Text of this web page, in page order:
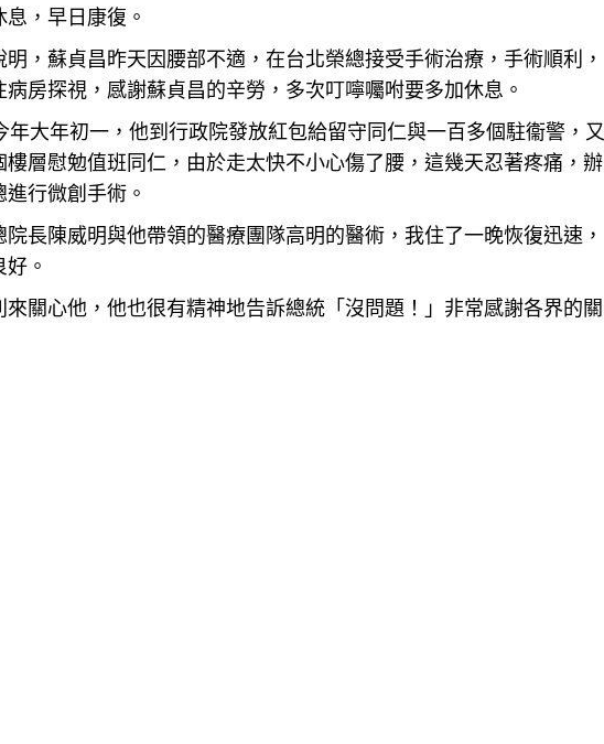
，早日康復。
，蘇貞昌昨天因腰部不適，在台北榮總接受手術治療，手術順利，
房探視，感謝蘇貞昌的辛勞，多次叮嚀囑咐要多加休息。
大年初一，他到行政院發放紅包給留守同仁與一百多個駐衞警，又
層慰勉值班同仁，由於走太快不小心傷了腰，這幾天忍著疼痛，辦
進行微創手術。
院長陳威明與他帶領的醫療團隊高明的醫術，我住了一晚恢復迅速，
。
關心他，他也很有精神地告訴總統「沒問題！」非常感謝各界的關